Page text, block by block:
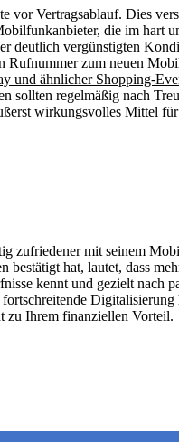
Vertragsablauf. Dies
die im hart
vergünstigten
zum neuen
und ähnlicher Shopping-
sollten regelmäßig nach
wirkungsvolles Mittel
zufriedener mit seinem
hat, lautet, dass
kennt und gezielt nach
zu Ihrem finanziellen Vorteil.